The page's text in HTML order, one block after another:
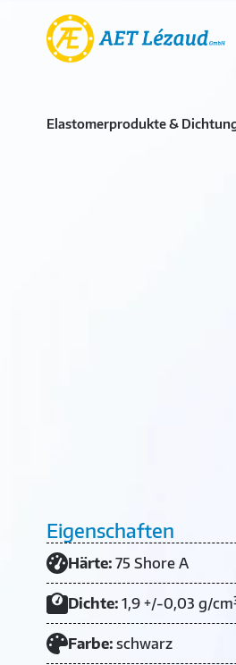
Elastomerprodukte &
Eigenschaften
Härte: 75 Shore A
Dichte: 1,9 +/-0,03 g/
Farbe: schwarz